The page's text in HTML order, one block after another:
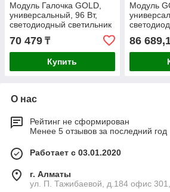
Модуль Галочка GOLD,
универсальный, 96 Вт,
светодиодный светильник
70 479 ₸
Купить
Модуль
86
О нас
Рейтинг не сформирован
Менее 5 отзывов за последний год
Работает с 03.01.2020
г. Алматы
ул. П. Тажибаевой, д.184 офис